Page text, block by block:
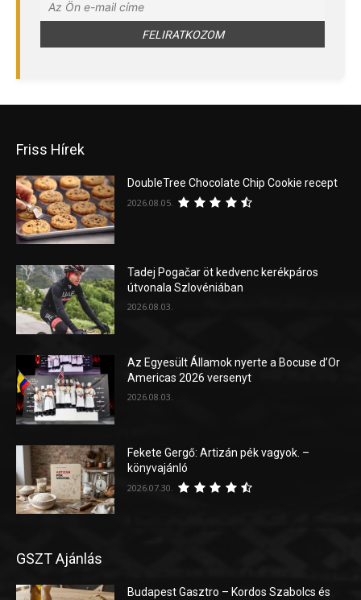
Friss Hírek
DoubleTree Chocolate Chip Cookie recept
2026.08.05.
Tadej Pogačar öt kedvenc kerékpáros
útvonala Szlovéniában
2026.08.03.
Az Egyesült Államok nyerte a Bocuse d’Or
Americas 2026 versenyt
2026.08.03.
Fekete Gergő: Artizán pék vagyok. –
könyvajánló
2026.07.30.
GSZT Ajánlás
Budapest Gasztro – Kordos Szabolcs és